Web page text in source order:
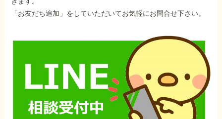
「お友だち追加」をしていただいてお気軽にお問合せ下さい。